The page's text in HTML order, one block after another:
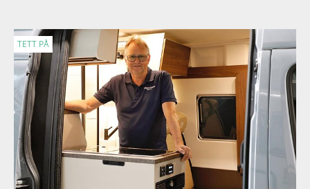
TETT PÅ